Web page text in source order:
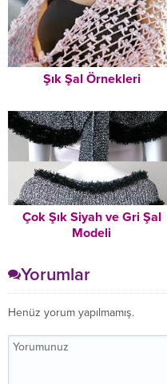
Şık Şal Örnekleri
Çok Şık Siyah ve Gri Şal
Modeli
Yorumlar
Henüz yorum yapılmamış.